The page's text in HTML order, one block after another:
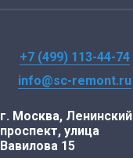
+7 (499) 113-44-74
info@sc-remont.ru
г. Москва, Ленинский
проспект, улица
Вавилова 15